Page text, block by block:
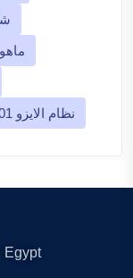
ماهو
نظام الايزو 9001
Egypt